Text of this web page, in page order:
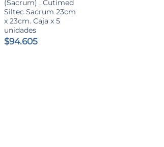
(Sacrum) . Cutimed
Siltec Sacrum 23cm
x 23cm. Caja x 5
unidades
$94.605